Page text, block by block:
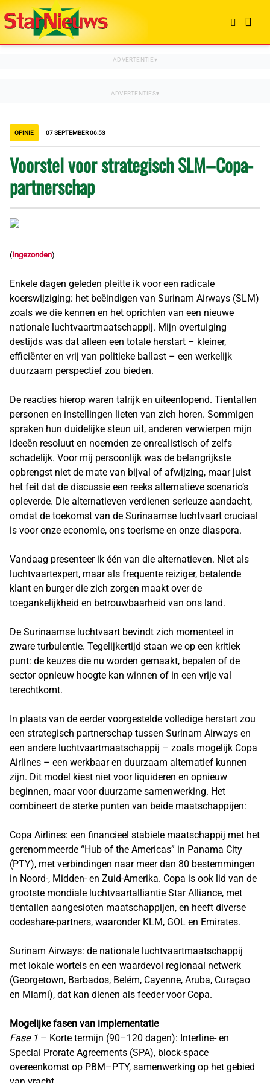
OPINIE 07 SEPTEMBER 06:53
Voorstel voor strategisch SLM–Copa-
partnerschap
(Ingezonden)
Enkele dagen geleden pleitte ik voor een radicale
koerswijziging: het beëindigen van Surinam Airways (SLM)
zoals we die kennen en het oprichten van een nieuwe
nationale luchtvaartmaatschappij. Mijn overtuiging
destijds was dat alleen een totale herstart – kleiner,
efficiënter en vrij van politieke ballast – een werkelijk
duurzaam perspectief zou bieden.
De reacties hierop waren talrijk en uiteenlopend. Tientallen
personen en instellingen lieten van zich horen. Sommigen
spraken hun duidelijke steun uit, anderen verwierpen mijn
ideeën resoluut en noemden ze onrealistisch of zelfs
schadelijk. Voor mij persoonlijk was de belangrijkste
opbrengst niet de mate van bijval of afwijzing, maar juist
het feit dat de discussie een reeks alternatieve scenario’s
opleverde. Die alternatieven verdienen serieuze aandacht,
omdat de toekomst van de Surinaamse luchtvaart cruciaal
is voor onze economie, ons toerisme en onze diaspora.
Vandaag presenteer ik één van die alternatieven. Niet als
luchtvaartexpert, maar als frequente reiziger, betalende
klant en burger die zich zorgen maakt over de
toegankelijkheid en betrouwbaarheid van ons land.
De Surinaamse luchtvaart bevindt zich momenteel in
zware turbulentie. Tegelijkertijd staan we op een kritiek
punt: de keuzes die nu worden gemaakt, bepalen of de
sector opnieuw hoogte kan winnen of in een vrije val
terechtkomt.
In plaats van de eerder voorgestelde volledige herstart zou
een strategisch partnerschap tussen Surinam Airways en
een andere luchtvaartmaatschappij – zoals mogelijk Copa
Airlines – een werkbaar en duurzaam alternatief kunnen
zijn. Dit model kiest niet voor liquideren en opnieuw
beginnen, maar voor duurzame samenwerking. Het
combineert de sterke punten van beide maatschappijen:
Copa Airlines: een financieel stabiele maatschappij met het
gerenommeerde “Hub of the Americas” in Panama City
(PTY), met verbindingen naar meer dan 80 bestemmingen
in Noord-, Midden- en Zuid-Amerika. Copa is ook lid van de
grootste mondiale luchtvaartalliantie Star Alliance, met
tientallen aangesloten maatschappijen, en heeft diverse
codeshare-partners, waaronder KLM, GOL en Emirates.
Surinam Airways: de nationale luchtvaartmaatschappij
met lokale wortels en een waardevol regionaal netwerk
(Georgetown, Barbados, Belém, Cayenne, Aruba, Curaçao
en Miami), dat kan dienen als feeder voor Copa.
Mogelijke fasen van implementatie
Fase 1 – Korte termijn (90–120 dagen): Interline- en
Special Prorate Agreements (SPA), block-space
overeenkomst op PBM–PTY, samenwerking op het gebied